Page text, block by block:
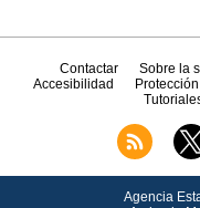
Contactar Sobre la
Accesibilidad
Agencia